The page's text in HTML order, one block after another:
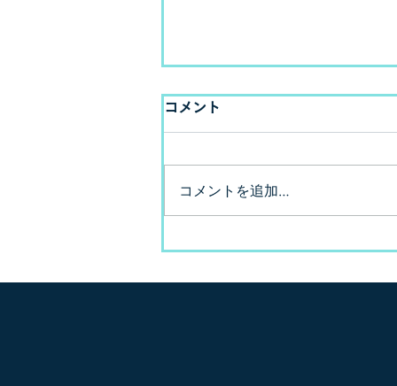
オリンピック激アツ！！
在忘れるレベルで書いてなかっ
たから久しぶりに書くよ！ みん
んのトリックとかもはやできる
コメント
コメントを追加…